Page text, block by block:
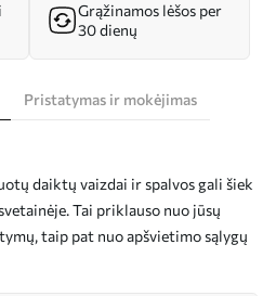
Grąžinamos lėšos per
30 dienų
Pristatymas ir mokėjimas
daiktų vaizdai ir spalvos gali šiek
Tai priklauso nuo jūsų
taip pat nuo apšvietimo sąlygų